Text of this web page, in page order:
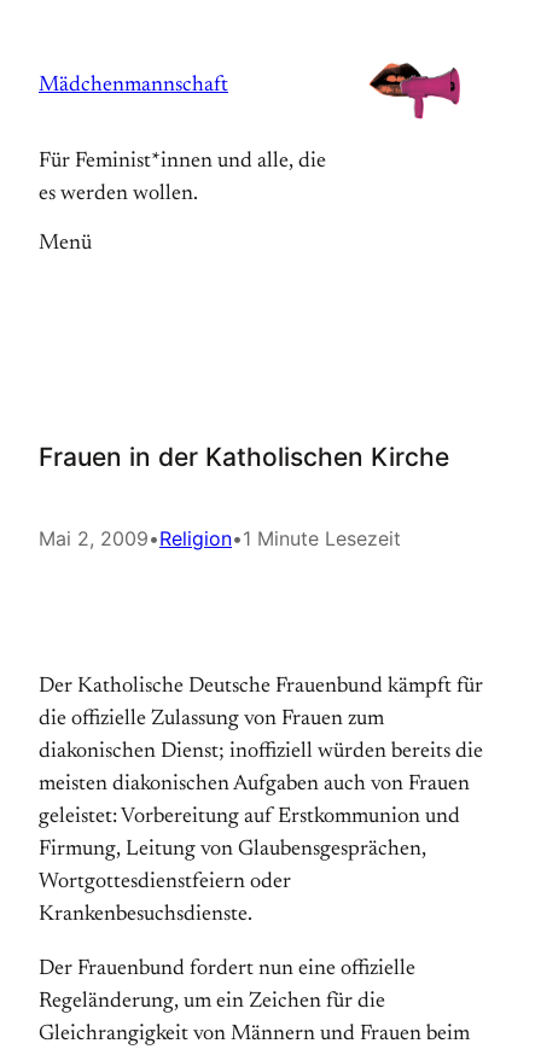
springen
Mädchenmannschaft
Für Feminist*innen und alle, die
es werden wollen.
Menü
Frauen in der Katholischen Kirche
Mai 2, 2009•Religion•1 Minute Lesezeit
Der Katholische Deutsche Frauenbund kämpft für
die offizielle Zulassung von Frauen zum
diakonischen Dienst; inoffiziell würden bereits die
meisten diakonischen Aufgaben auch von Frauen
geleistet: Vorbereitung auf Erstkommunion und
Firmung, Leitung von Glaubensgesprächen,
Wortgottesdienstfeiern oder
Krankenbesuchsdienste.
Der Frauenbund fordert nun eine offizielle
Regeländerung, um ein Zeichen für die
Gleichrangigkeit von Männern und Frauen beim